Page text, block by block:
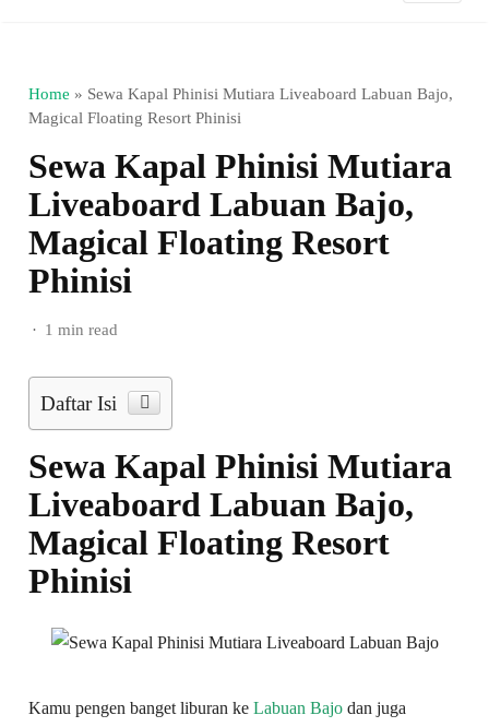
Home » Sewa Kapal Phinisi Mutiara Liveaboard Labuan Bajo,
Magical Floating Resort Phinisi
Sewa Kapal Phinisi Mutiara
Liveaboard Labuan Bajo,
Magical Floating Resort
Phinisi
1 min read
Daftar Isi
Sewa Kapal Phinisi Mutiara
Liveaboard Labuan Bajo,
Magical Floating Resort
Phinisi
Kamu pengen banget liburan keLabuan Bajo dan juga